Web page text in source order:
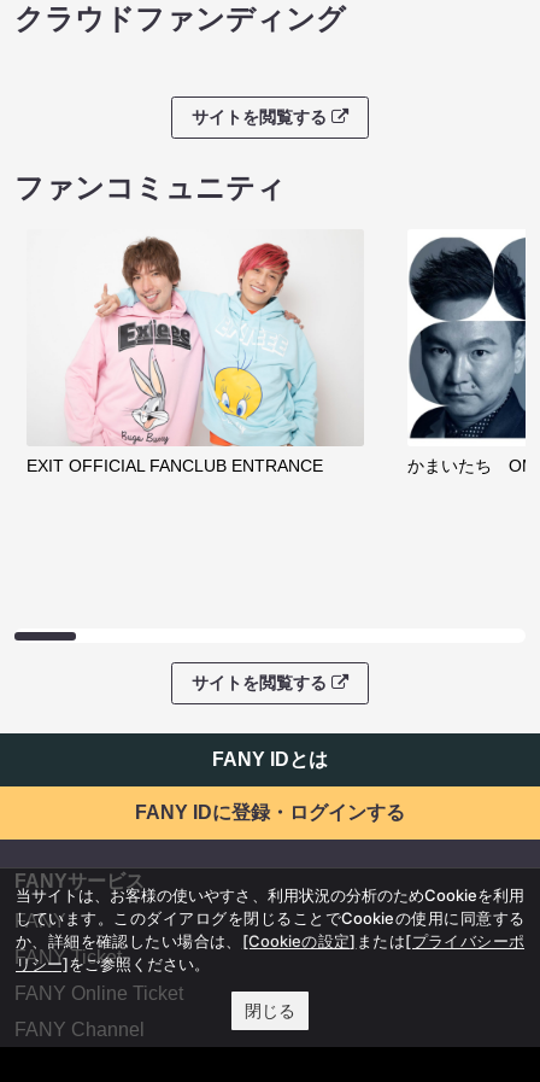
クラウドファンディング
サイトを閲覧する
ファンコミュニティ
EXIT OFFICIAL FANCLUB ENTRANCE かまいたち
サイトを閲覧する
FANY IDとは
FANY IDに登録・ログインする
FANYサービス
FANY
FANY Ticket
FANY Online Ticket
FANY Channel
当サイトは、お客様の使いやすさ、利用状況の分析のためCookieを利用
しています。このダイアログを閉じることでCookieの使用に同意する
か、詳細を確認したい場合は、 [Cookieの設定] または[プライバシーポ
リシー]をご参照ください。
閉じる